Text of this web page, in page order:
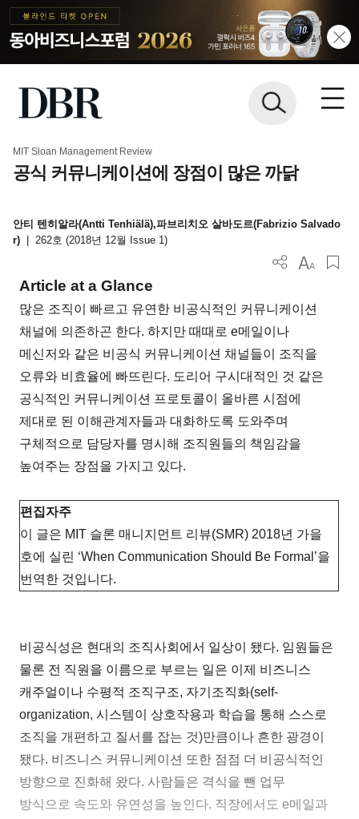
MIT Sloan Management Review
공식 커뮤니케이션에 장점이 많은 까닭
안티 텐히알라(Antti Tenhiälä),파브리치오 살바도르(Fabrizio Salvado
r)
262호 (2018년 12월 Issue 1)
Article at a Glance
많은 조직이 빠르고 유연한 비공식적인 커뮤니케이션
채널에 의존하곤 한다. 하지만 때때로 e메일이나
메신저와 같은 비공식 커뮤니케이션 채널들이 조직을
오류와 비효율에 빠뜨린다. 도리어 구시대적인 것 같은
공식적인 커뮤니케이션 프로토콜이 올바른 시점에
제대로 된 이해관계자들과 대화하도록 도와주며
구체적으로 담당자를 명시해 조직원들의 책임감을
높여주는 장점을 가지고 있다.
편집자주
이 글은 MIT 슬론 매니지먼트 리뷰(SMR) 2018년 가을
호에 실린 ‘When Communication Should Be Formal’을
번역한 것입니다.
비공식성은 현대의 조직사회에서 일상이 됐다. 임원들은
물론 전 직원을 이름으로 부르는 일은 이제 비즈니스
캐주얼이나 수평적 조직구조, 자기조직화(self-
organization, 시스템이 상호작용과 학습을 통해 스스로
조직을 개편하고 질서를 잡는 것)만큼이나 흔한 광경이
됐다. 비즈니스 커뮤니케이션 또한 점점 더 비공식적인
방향으로 진화해 왔다. 사람들은 격식을 뺀 업무
방식으로 속도와 유연성을 높인다. 직장에서도 e메일과